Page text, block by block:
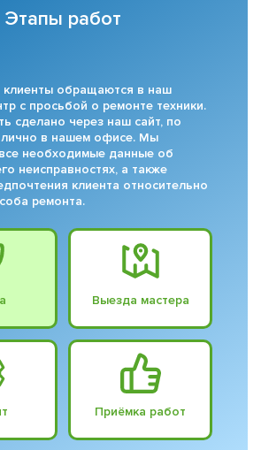
Этапы работ
клиенты обращаются в наш
с просьбой о ремонте техники.
сделано через наш сайт, по
в нашем офисе. Мы
необходимые данные об
неисправностях, а также
клиента относительно
ремонта.
Выезда мастера
Приёмка работ